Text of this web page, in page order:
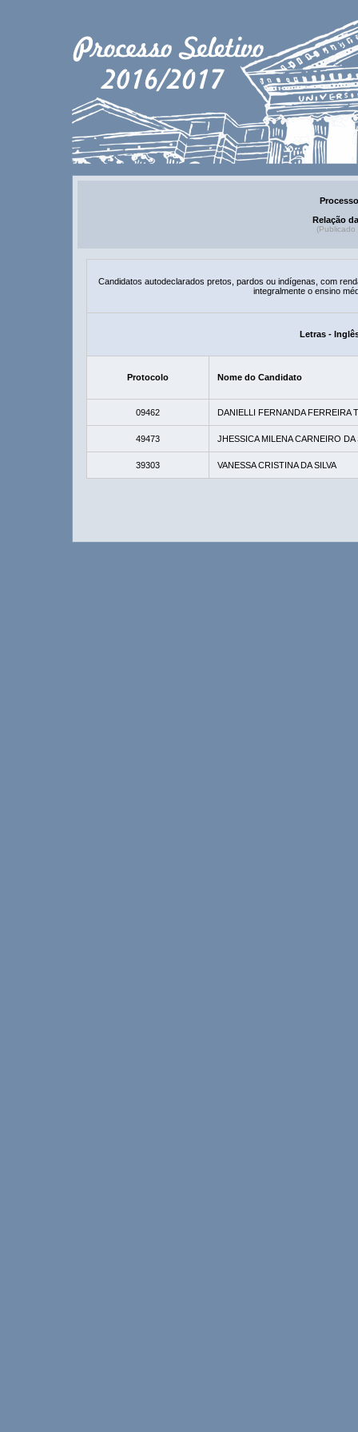
Relação
(Publicado
Candidatos autodeclarados pretos, pardos ou indígenas, com
integralmente o ensino
Letras -
Protocolo Nome do Candidato
09462 DANIELLI FERNANDA FERREIRA
49473 JHESSICA MILENA CARNEIRO DA
39303 VANESSA CRISTINA DA SILVA